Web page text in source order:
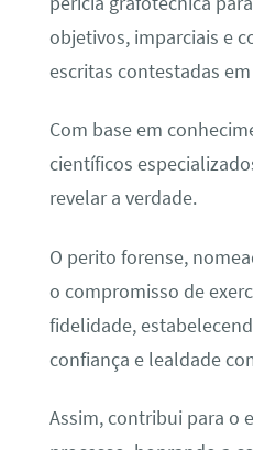
objetivos, imparciais e
escritas contestadas
Com base em
científicos
revelar a verdade.
O perito forense,
o compromisso de
fidelidade,
confiança e lealdade
Assim, contribui para o